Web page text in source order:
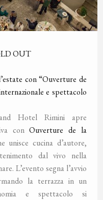
OUT
con “Ouverture de
e spettacolo
Hotel Rimini apre
conOuverture de la
unisce cucina d’autore,
dal vivo nella
L’evento segna l’avvio
la terrazza in un
e spettacolo si